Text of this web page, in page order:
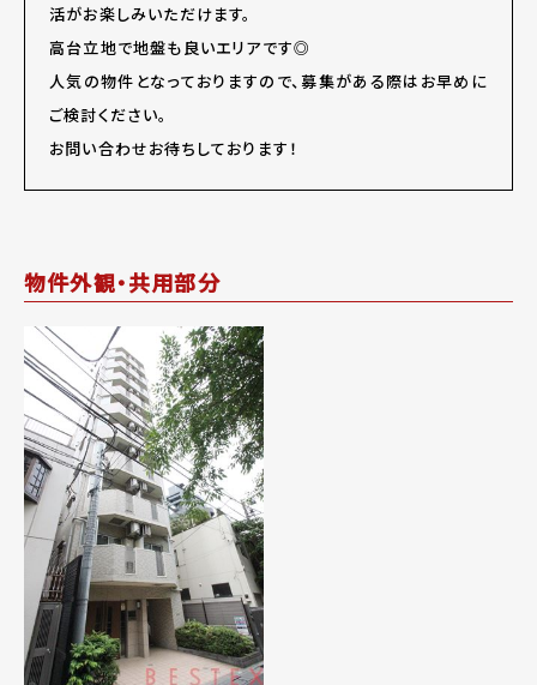
活がお楽しみいただけます。
高台立地で地盤も良いエリアです◎
人気の物件となっておりますので、募集がある際はお早めに
ご検討ください。
お問い合わせお待ちしております！
物件外観・共用部分